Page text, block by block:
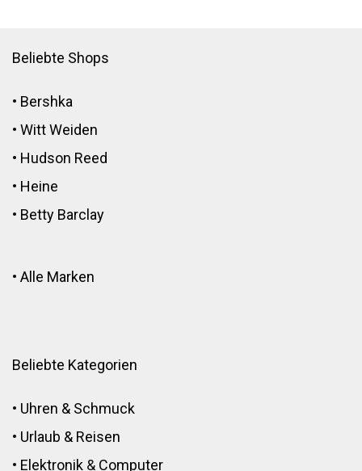
Beliebte Shops
• Bershka
• Witt Weiden
• Hudson Reed
• Heine
• Betty Barclay
• Alle Marken
Beliebte Kategorien
• Uhren & Schmuck
• Urlaub & Reisen
• Elektronik & Computer